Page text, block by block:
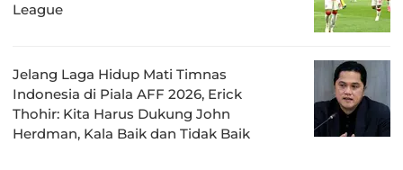
League
Jelang Laga Hidup Mati Timnas
Indonesia di Piala AFF 2026, Erick
Thohir: Kita Harus Dukung John
Herdman, Kala Baik dan Tidak Baik